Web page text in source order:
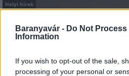
Baranyavár - Do Not Process
Information
If you wish to opt-out of the sale,
processing of your personal or
Helyi hírek